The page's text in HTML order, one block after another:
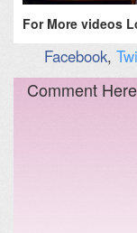
For More videos
Facebook,
Comment